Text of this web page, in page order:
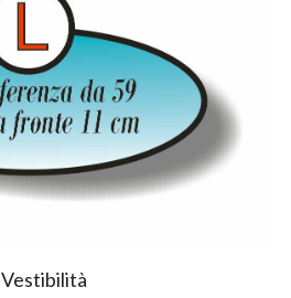
Vestibilità